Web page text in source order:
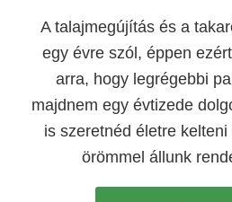
A talajmegújítás és a
egy évre szól, éppen
arra, hogy legrégebbi
majdnem egy évtizede
is szeretnéd életre
örömmel állunk